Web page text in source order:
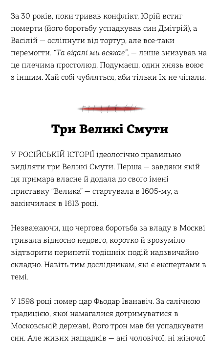
За 30 років, поки тривав конфлікт, Юрій встиг
померти (його боротьбу успадкував син Дмітрій), а
Васілій — осліпнути від тортур, але все-таки
перемогти. “Та відалі ми всякає”, — лише знизував на
це плечима простолюд. Подумаєш, один князь воює
з іншим. Хай собі чубляться, аби тільки їх не чіпали.
Три Великі Смути
У РОСІЙСЬКІЙ ІСТОРІЇ ідеологічно правильно
виділяти три Великі Смути. Перша — завдяки якій
ця примара власне й додала до свого імені
приставку “Велика” — стартувала в 1605-му, а
закінчилася в 1613 році.
Незважаючи, що чергова боротьба за владу в Москві
тривала відносно недовго, коротко й зрозуміло
відтворити перипетії тодішніх подій надзвичайно
складно. Навіть тим дослідникам, які є експертами в
темі.
У 1598 році помер цар Фьодар Іванавіч. За салічною
традицією, якої намагалися дотримуватися в
Московській державі, його трон мав би успадкувати
син. Але живих нащадків — ані чоловічої, ні жіночої